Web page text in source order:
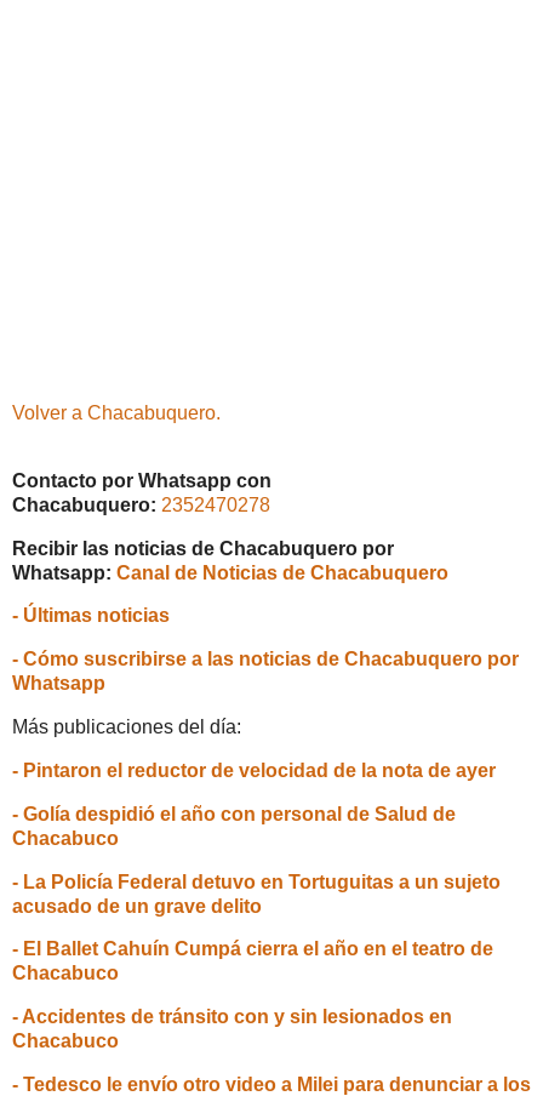
Volver a Chacabuquero.
Contacto por Whatsapp con
Chacabuquero: 2352470278
Recibir las noticias de Chacabuquero por
Whatsapp: Canal de Noticias de Chacabuquero
- Últimas noticias
- Cómo suscribirse a las noticias de Chacabuquero por
Whatsapp
Más publicaciones del día:
- Pintaron el reductor de velocidad de la nota de ayer
- Golía despidió el año con personal de Salud de
Chacabuco
- La Policía Federal detuvo en Tortuguitas a un sujeto
acusado de un grave delito
- El Ballet Cahuín Cumpá cierra el año en el teatro de
Chacabuco
- Accidentes de tránsito con y sin lesionados en
Chacabuco
- Tedesco le envío otro video a Milei para denunciar a los